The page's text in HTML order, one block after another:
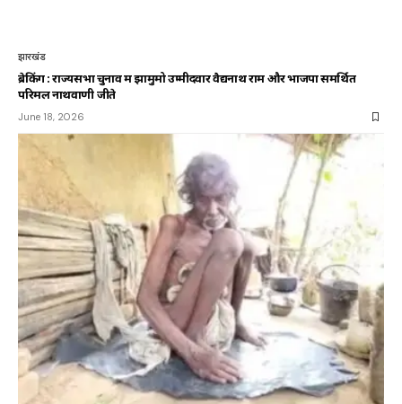
झारखंड
ब्रेकिंग : राज्यसभा चुनाव में झामुमो उम्मीदवार वैद्यनाथ राम और भाजपा समर्थित
परिमल नाथवाणी जीते
June 18, 2026